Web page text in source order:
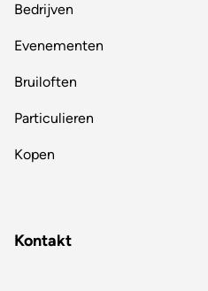
Bedrijven
Evenementen
Bruiloften
Particulieren
Kopen
Kontakt